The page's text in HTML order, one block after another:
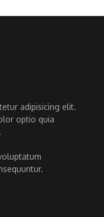
adipisicing elit.
optio quia